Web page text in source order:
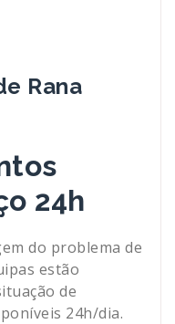
Rana
24h
do problema de
estão
de
24h/dia.